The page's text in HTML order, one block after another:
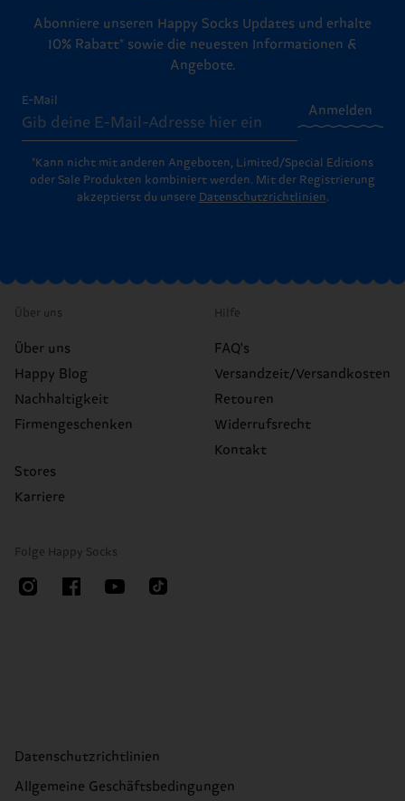
Abonniere unseren Happy Socks Updates und erhalte
10% Rabatt* sowie die neuesten Informationen &
Angebote.
E-Mail
Anmelden
*Kann nicht mit anderen Angeboten, Limited/Special Editions
oder Sale Produkten kombiniert werden. Mit der Registrierung
akzeptierst du unsere Datenschutzrichtlinien.
Über uns
Über uns
Happy Blog
Nachhaltigkeit
Firmengeschenken
Stores
Karriere
Hilfe
FAQ's
Versandzeit/Versandkosten
Retouren
Widerrufsrecht
Kontakt
Folge Happy Socks
Datenschutzrichtlinien
Allgemeine Geschäftsbedingungen